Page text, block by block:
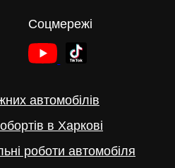
Соцмережі
автомобілів
в Харкові
роботи автомобіля